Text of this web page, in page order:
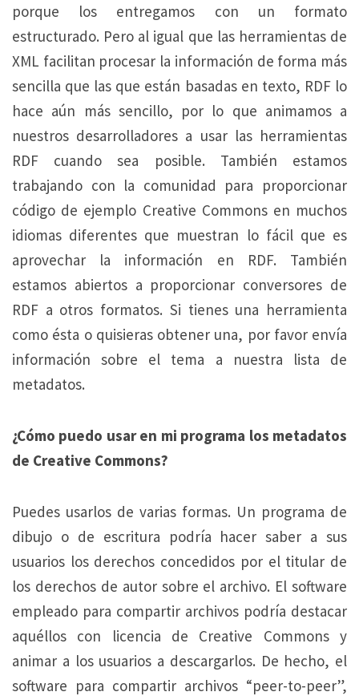
porque los entregamos con un formato
estructurado. Pero al igual que las herramientas de
XML facilitan procesar la información de forma más
sencilla que las que están basadas en texto, RDF lo
hace aún más sencillo, por lo que animamos a
nuestros desarrolladores a usar las herramientas
RDF cuando sea posible. También estamos
trabajando con la comunidad para proporcionar
código de ejemplo Creative Commons en muchos
idiomas diferentes que muestran lo fácil que es
aprovechar la información en RDF. También
estamos abiertos a proporcionar conversores de
RDF a otros formatos. Si tienes una herramienta
como ésta o quisieras obtener una, por favor envía
información sobre el tema a nuestra lista de
metadatos.
¿Cómo puedo usar en mi programa los metadatos
de Creative Commons?
Puedes usarlos de varias formas. Un programa de
dibujo o de escritura podría hacer saber a sus
usuarios los derechos concedidos por el titular de
los derechos de autor sobre el archivo. El software
empleado para compartir archivos podría destacar
aquéllos con licencia de Creative Commons y
animar a los usuarios a descargarlos. De hecho, el
software para compartir archivos “peer-to-peer”,